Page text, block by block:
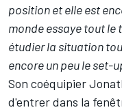
position et elle est
monde essaye tout le
étudier la situation
encore un peu le set-
Son coéquipier
d'entrer dans la